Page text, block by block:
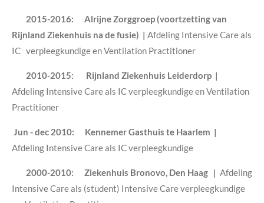
2015-2016: Alrijne Zorggroep (voortzetting van
Rijnland Ziekenhuis na de fusie) | Afdeling Intensive Care als
IC verpleegkundige en Ventilation Practitioner
2010-2015: Rijnland Ziekenhuis Leiderdorp |
Afdeling Intensive Care als IC verpleegkundige en Ventilation
Practitioner
Jun - dec 2010: Kennemer Gasthuis te Haarlem |
Afdeling Intensive Care als IC verpleegkundige
2000-2010: Ziekenhuis Bronovo, Den Haag | Afdeling
Intensive Care als (student) Intensive Care verpleegkundige